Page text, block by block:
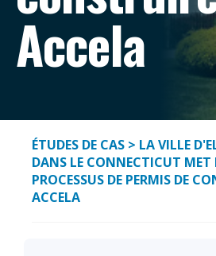
Accela
ÉTUDES DE CAS > LA VILLE
DANS LE CONNECTICUT MET
PROCESSUS DE PERMIS DE
ACCELA